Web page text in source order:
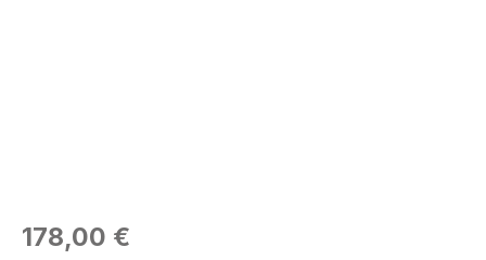
Regulärer Preis:
178,00 €